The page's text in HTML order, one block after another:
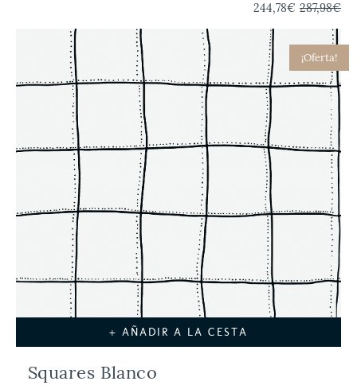
244,78€ 287,98€
¡Oferta!
+ AÑADIR A LA CESTA
Squares Blanco